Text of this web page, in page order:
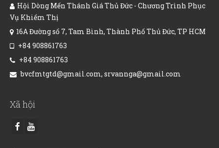
Hội Dòng Mến Thánh Giá Thủ Đức - Chương Trình Phục
Vụ Khiếm Thị
16A Đường số 7, Tam Bình, Thành Phố Thủ Đức, TP HCM
+84 908861763
+84 908861763
bvcfmtgtd@gmail.com, srvannga@gmail.com
Xã hội